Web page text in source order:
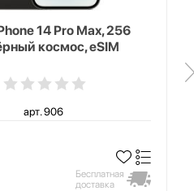
14 Pro Max, 256
космос, eSIM
арт. 906
Бесплатная
доставка